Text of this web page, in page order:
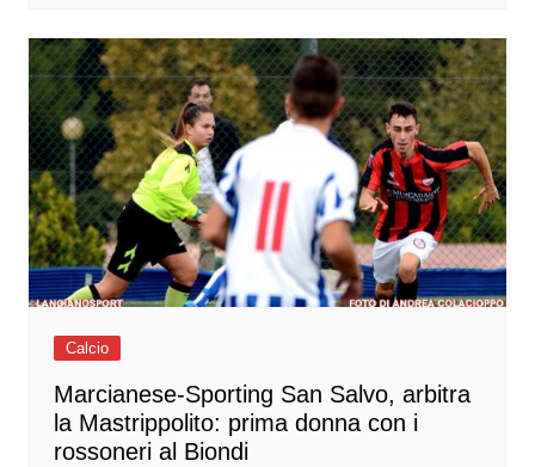
Calcio
Marcianese-Sporting San Salvo, arbitra
la Mastrippolito: prima donna con i
rossoneri al Biondi